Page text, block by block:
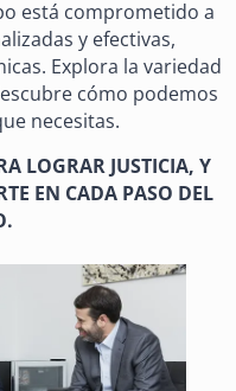
está comprometido a
y efectivas,
Explora la variedad
cómo podemos
necesitas.
LOGRAR JUSTICIA, Y
EN CADA PASO DEL